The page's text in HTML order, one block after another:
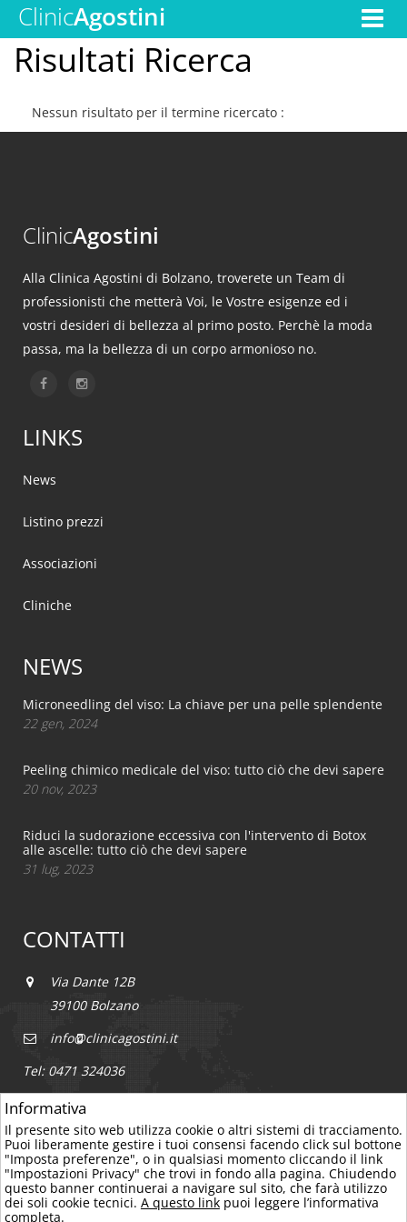
Toggle
ClinicAgostini
Risultati Ricerca
Nessun risultato per il termine ricercato :
ClinicAgostini
Alla Clinica Agostini di Bolzano, troverete un Team di
professionisti che metterà Voi, le Vostre esigenze ed i
vostri desideri di bellezza al primo posto. Perchè la moda
passa, ma la bellezza di un corpo armonioso no.
LINKS
News
Listino prezzi
Associazioni
Cliniche
NEWS
Microneedling del viso: La chiave per una pelle splendente
22 gen, 2024
Peeling chimico medicale del viso: tutto ciò che devi sapere
20 nov, 2023
Riduci la sudorazione eccessiva con l'intervento di Botox
alle ascelle: tutto ciò che devi sapere
31 lug, 2023
CONTATTI
Via Dante 12B
39100 Bolzano
info@clinicagostini.it
Tel: 0471 324036
Copyright © 2016 All Rights Reserved - ClinicAgostini - P.IVA:
02218180210
Impostazioni privacy Privacy & cookie policy
Informativa
Il presente sito web utilizza cookie o altri sistemi di tracciamento.
Puoi liberamente gestire i tuoi consensi facendo click sul bottone
"Imposta preferenze", o in qualsiasi momento cliccando il link
"Impostazioni Privacy" che trovi in fondo alla pagina. Chiudendo
questo banner continuerai a navigare sul sito, che farà utilizzo
dei soli cookie tecnici. A questo linkpuoi leggere l’informativa
completa.